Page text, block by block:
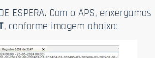
ESPERA. Com o APS, enxergamos
, conforme imagem abaixo: